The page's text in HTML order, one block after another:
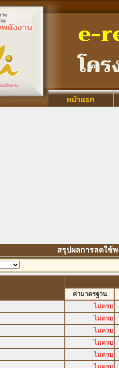
สรุปผลการลดใช้พลั
ค่ามาตรฐาน
ไม่ครบ
ไม่ครบ
ไม่ครบ
ไม่ครบ
ไม่ครบ